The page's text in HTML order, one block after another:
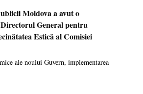
Moldova a avut o
General pentru
Estică al Comisiei
ale noului Guvern, implementarea